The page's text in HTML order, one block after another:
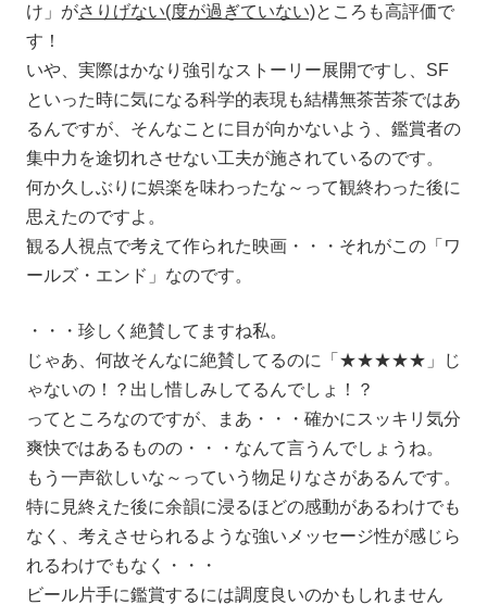
け」がさりげない(度が過ぎていない)ところも高評価で
す！
いや、実際はかなり強引なストーリー展開ですし、SF
といった時に気になる科学的表現も結構無茶苦茶ではあ
るんですが、そんなことに目が向かないよう、鑑賞者の
集中力を途切れさせない工夫が施されているのです。
何か久しぶりに娯楽を味わったな～って観終わった後に
思えたのですよ。
観る人視点で考えて作られた映画・・・それがこの「ワ
ールズ・エンド」なのです。
・・・珍しく絶賛してますね私。
じゃあ、何故そんなに絶賛してるのに「★★★★★」じ
ゃないの！？出し惜しみしてるんでしょ！？
ってところなのですが、まあ・・・確かにスッキリ気分
爽快ではあるものの・・・なんて言うんでしょうね。
もう一声欲しいな～っていう物足りなさがあるんです。
特に見終えた後に余韻に浸るほどの感動があるわけでも
なく、考えさせられるような強いメッセージ性が感じら
れるわけでもなく・・・
ビール片手に鑑賞するには調度良いのかもしれません